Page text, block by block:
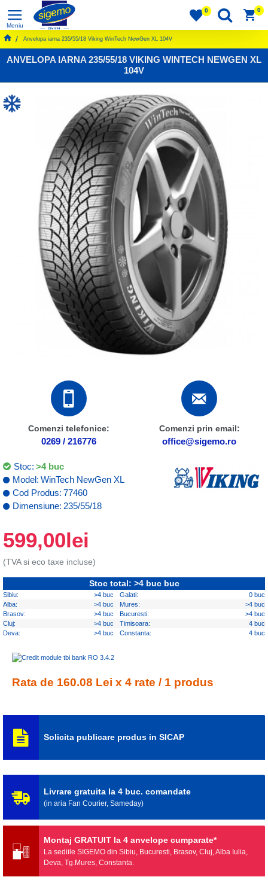
0 0
Anvelopa iarna 235/55/18 Viking WinTech NewGen XL 104V
ANVELOPA IARNA 235/55/18 VIKING WINTECH NEWGEN XL
104V
Comenzi telefonice:
0269 / 216776
Comenzi prin email:
office@sigemo.ro
599,00lei
(TVA si eco taxe incluse)
Stoc: >4 buc
Model: WinTech NewGen XL
Cod Produs: 77460
Dimensiune: 235/55/18
Stoc total: >4 buc buc
Sibiu: >4 buc Galati:
0 buc
Alba:
>4 buc Mures:
>4 buc
Brasov:
>4 buc Bucuresti:
>4 buc
Cluj:
>4 buc Timisoara:
4 buc
Deva:
>4 buc Constanta: 4 buc
Rata de 160.08 Lei x 4 rate / 1 produs
Solicita publicare produs in SICAP
Livrare gratuita la 4 buc. comandate
(in aria Fan Courier, Sameday)
Montaj GRATUIT la 4 anvelope cumparate*
La sediile SIGEMO din Sibiu, Bucuresti, Brasov, Cluj, Alba Iulia,
Deva, Tg.Mures, Constanta.